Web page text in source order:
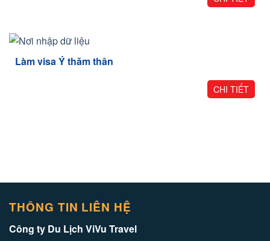
Làm visa Ý thăm thân
CHI TIẾT
THÔNG TIN LIÊN HỆ
Công ty Du Lịch ViVu Travel